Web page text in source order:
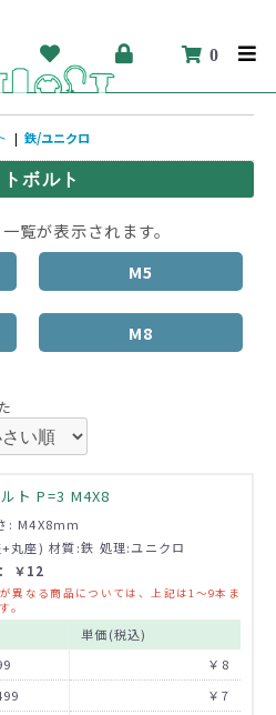
0
| 鉄/ユニクロ
ボルト
覧が表示されます。
M5
M8
ト P=3 M4X8
: M4X8mm
丸座) 材質:鉄 処理:ユニクロ
￥12
異なる商品については、上記は1～9本ま
。
単価(税込)
￥8
￥7